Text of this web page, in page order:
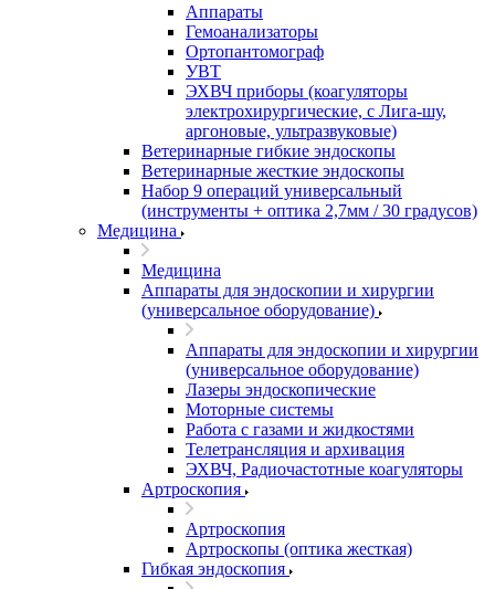
Аппараты
Гемоанализаторы
Ортопантомограф
УВТ
ЭХВЧ приборы (коагуляторы
электрохирургические, с Лига-шу,
аргоновые, ультразвуковые)
Ветеринарные гибкие эндоскопы
Ветеринарные жесткие эндоскопы
Набор 9 операций универсальный
(инструменты + оптика 2,7мм / 30 градусов)
Медицина
Медицина
Аппараты для эндоскопии и хирургии
(универсальное оборудование)
Аппараты для эндоскопии и хирургии
(универсальное оборудование)
Лазеры эндоскопические
Моторные системы
Работа с газами и жидкостями
Телетрансляция и архивация
ЭХВЧ, Радиочастотные коагуляторы
Артроскопия
Артроскопия
Артроскопы (оптика жесткая)
Гибкая эндоскопия